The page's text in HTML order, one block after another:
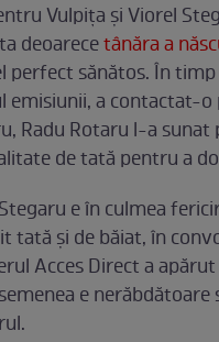
Vulpița și Viorel
deoarecetânăra a
perfect sănătos. În timp
emisiunii, a contactat-o
Radu Rotaru l-a sunat
de tată pentru a
e în culmea
tată și de băiat, în
Acces Direct a apărut
e nerăbdătoare